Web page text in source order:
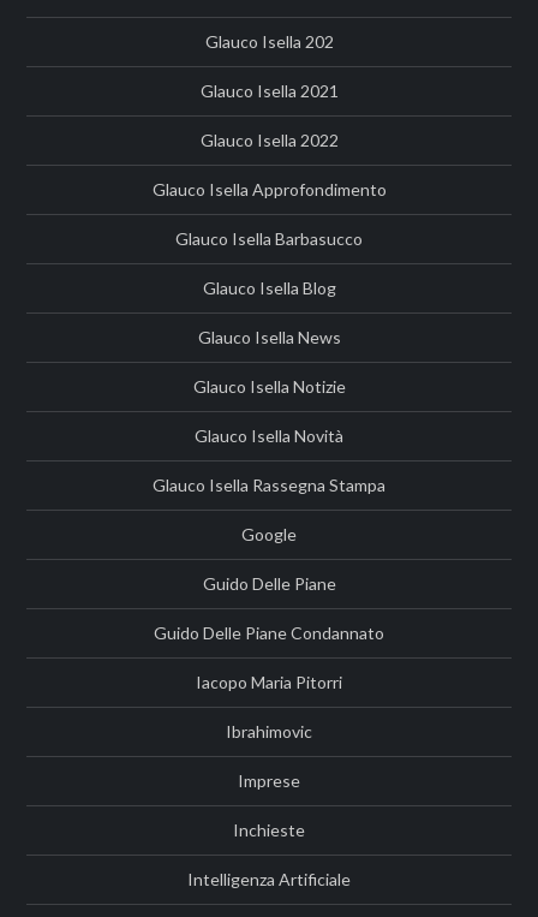
Glauco Isella 202
Glauco Isella 2021
Glauco Isella 2022
Glauco Isella Approfondimento
Glauco Isella Barbasucco
Glauco Isella Blog
Glauco Isella News
Glauco Isella Notizie
Glauco Isella Novità
Glauco Isella Rassegna Stampa
Google
Guido Delle Piane
Guido Delle Piane Condannato
Iacopo Maria Pitorri
Ibrahimovic
Imprese
Inchieste
Intelligenza Artificiale